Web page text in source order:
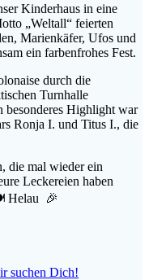
Kinderhaus in eine
„Weltall“ feierten
Marienkäfer, Ufos und
ein farbenfrohes Fest.
durch die
Turnhalle
besonderes Highlight war
Ronja I. und Titus I., die
die mal wieder ein
Leckereien haben
Helau 🎉
suchen Dich!